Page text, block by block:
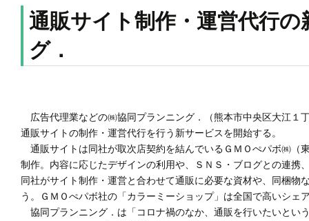
通販サイト制作・運営代行
グ．
広告代理業などの㈱協同プランニング．（熊本市中央区大江１
通販サイトの制作・運営代行を行う新サービスを開始する。
通販サイトは同社が取次店契約を結んでいるＧＭＯぺパボ㈱（
制作。内容に応じたデザインの利用や、ＳＮＳ・ブログとの連
同社がサイト制作・運営と合わせて通販に必要な資材や、同梱
う。ＧＭＯぺパボ社の「カラーミーショップ」は全国で高いシ
協同プランニング．は「コロナ禍のなか、通販を行いたいとい